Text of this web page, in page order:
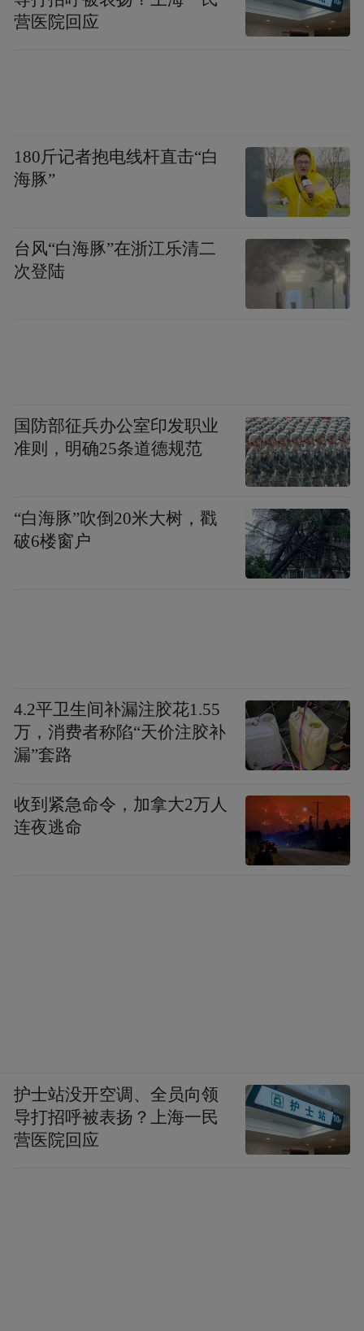
营医院回应
180斤记者抱电线杆直击“白
海豚”
台风“白海豚”在浙江乐清二
次登陆
国防部征兵办公室印发职业
准则，明确25条道德规范
“白海豚”吹倒20米大树，戳
破6楼窗户
4.2平卫生间补漏注胶花1.55
万，消费者称陷“天价注胶补
漏”套路
收到紧急命令，加拿大2万人
连夜逃命
护士站没开空调、全员向领
导打招呼被表扬？上海一民
营医院回应